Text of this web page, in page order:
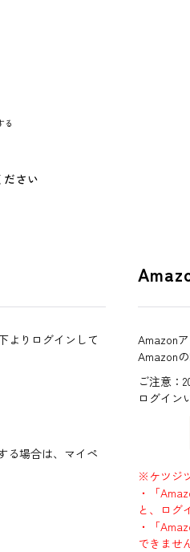
る
さい
よりログインして
る場合は、マイペ
Amazon
Amazon
ご注意：
ログイン
※ケツジ
・「
と、ログ
・「
できませ